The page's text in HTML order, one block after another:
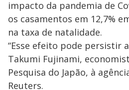
V
i
d
d
impacto da pandemia de
os casamentos em 12,7%
na taxa de natalidade.
“Esse efeito pode persistir
Takumi Fujinami,
Pesquisa do Japão, à
Reuters.